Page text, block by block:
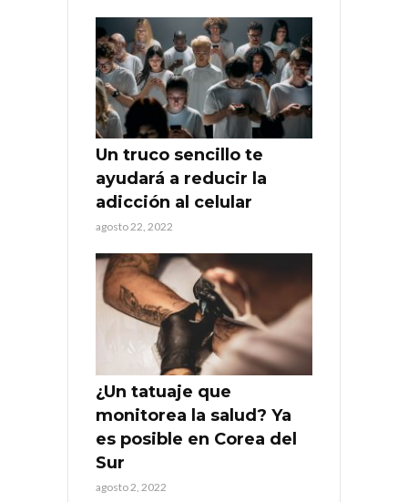
Un truco sencillo te
ayudará a reducir la
adicción al celular
agosto 22, 2022
¿Un tatuaje que
monitorea la salud? Ya
es posible en Corea del
Sur
agosto 2, 2022